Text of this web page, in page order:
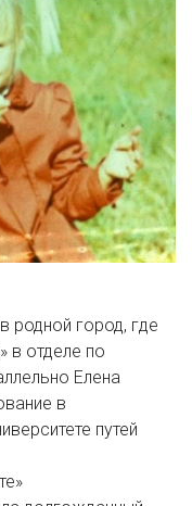
родной город, где
в отделе по
Елена
в
путей